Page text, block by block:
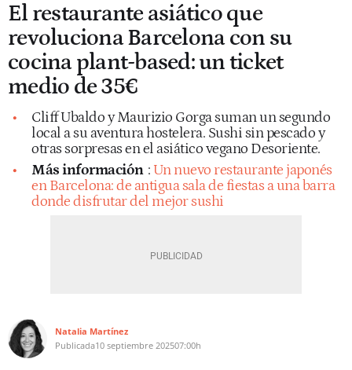
El restaurante asiático que
revoluciona Barcelona con su
cocina plant-based: un ticket
medio de 35€
Cliff Ubaldo y Maurizio Gorga suman un segundo
local a su aventura hostelera. Sushi sin pescado y
otras sorpresas en el asiático vegano Desoriente.
Más información : Un nuevo restaurante japonés
en Barcelona: de antigua sala de fiestas a una barra
donde disfrutar del mejor sushi
Natalia Martínez
Publicada10 septiembre 202507:00h